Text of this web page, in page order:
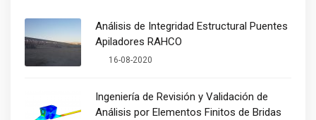
Análisis de Integridad Estructural Puentes
Apiladores RAHCO
16-08-2020
Ingeniería de Revisión y Validación de
Análisis por Elementos Finitos de Bridas